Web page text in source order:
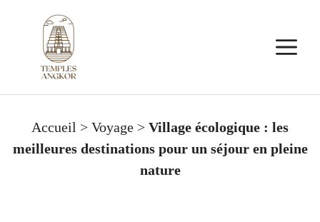
contenu
Accueil > Voyage > Village écologique : les
meilleures destinations pour un séjour en pleine
nature